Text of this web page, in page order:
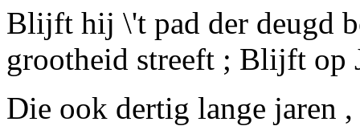
Blijft hij \'t pad der deugd
grootheid streeft ; Blijft op
Die ook dertig lange jaren ,